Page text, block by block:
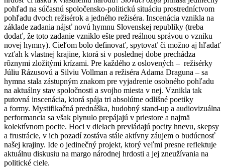
pohľad na súčasnú spoločensko-politickú situáciu prostredníctvom
pohľadu dvoch režisérok a jedného režiséra. Inscenácia vznikla na
základe zadania nájsť novú hymnu Slovenskej republiky (treba
dodať, že toto zadanie vzniklo ešte pred reálnou správou o vzniku
novej hymny). Cieľom bolo definovať, spytovať či možno aj hľadať
vzťah k vlastnej krajine, ktorá si v poslednej dobe prechádza
rôznymi zložitými krízami. Pre každého z oslovených – režisérky
Júliu Rázusovú a Silviu Vollman a režiséra Adama Draguna – sa
hymna stala zástupným znakom pre vyjadrenie osobného pohľadu
na aktuálny stav spoločnosti a svojho miesta v nej. Vznikla tak
putovná inscenácia, ktorá spája tri absolútne odlišné poetiky
a formy. Mystifikačná prednáška, hudobný stand-up a audiovizuálna
performancia sa však plynulo prepájajú v priestore a najmä
kolektívnom pocite. Hoci v dielach prevládajú pocity hnevu, skepsy
a frustrácie, v ich pozadí zostáva stále aktívny záujem o budúcnosť
našej krajiny. Ide o jedinečný projekt, ktorý veľmi presne reflektuje
aktuálnu diskusiu na margo národnej hrdosti a jej zneužívania na
politické ciele.